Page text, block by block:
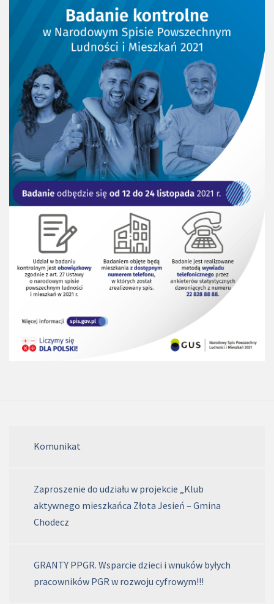
Komunikat
Zaproszenie do udziału w projekcie „Klub
aktywnego mieszkańca Złota Jesień – Gmina
Chodecz
GRANTY PPGR. Wsparcie dzieci i wnuków byłych
pracowników PGR w rozwoju cyfrowym!!!